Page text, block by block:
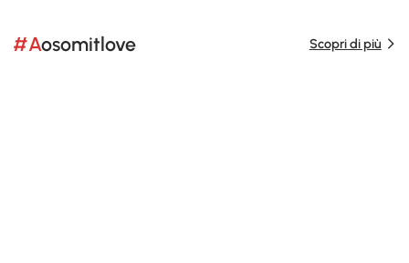
#Aosomitlove Scopri di più